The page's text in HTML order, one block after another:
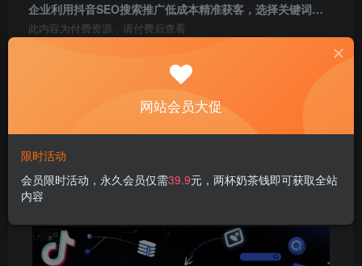
企业利用抖音SEO搜索推广低成本精准获客，选择关键词抢占先机
此内容为付费资源，请付费后查看
￥4
企业利用抖音SEO搜索推广低成本精准获客，选择关键词抢
占先机
网站会员大促
限时活动
会员限时活动，永久会员仅需39.9元，两杯奶茶钱即可获取全站
内容